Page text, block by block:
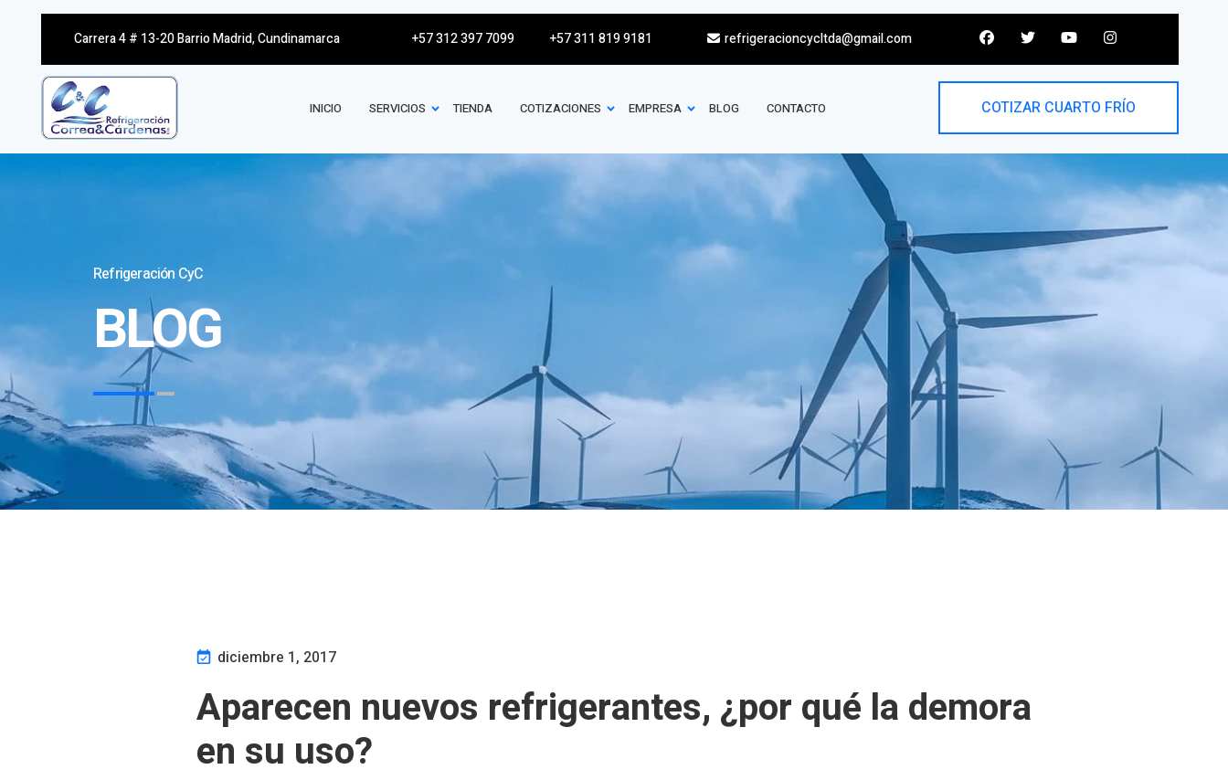
Carrera 4 # 13-20 Barrio Madrid, Cundinamarca +57 312 397 7099 +57 311 819 9181 refrigeracioncycltda@gmail.com
INICIO SERVICIOS TIENDA COTIZACIONES EMPRESA BLOG CONTACTO COTIZAR CUARTO FRÍO
Refrigeración CyC
BLOG
diciembre 1, 2017
Aparecen nuevos refrigerantes, ¿por qué la demora
en su uso?